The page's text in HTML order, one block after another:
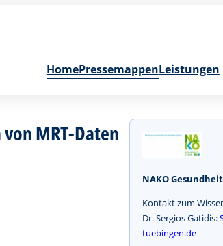
HomePressemappenLeistungen
MRT-Daten
NAKO
Kontakt zum
Dr. Sergios Gatidis:
tuebingen.de